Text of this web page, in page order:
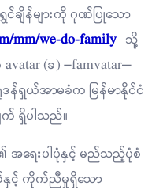
င်ချိန်များကို ဂုဏ်ပြုသော
mm/we-do-family သို့
(ခ) ‘famvatar’
ဒန်ရှယ်အာမခံက မြန်မာနိုင်ငံ
က် ရှိပါသည်။
အရေးပါပုံနှင့် မည်သည့်ပုံစံ
က်နှင့် ကိုက်ညီမှုရှိသော